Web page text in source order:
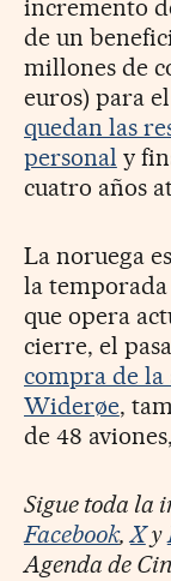
incremento
de un
millones de
euros) para
quedan las
personal y
cuatro años
La noruega
la temporada
que opera
cierre, el
compra de la
Widerøe,
de 48
Sigue toda la
Facebook,Xy
Agenda de